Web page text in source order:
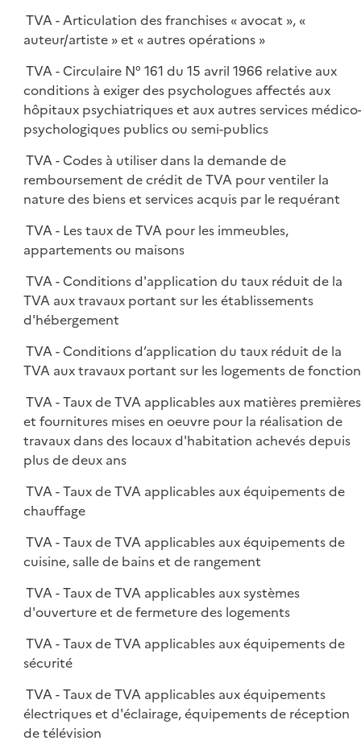
TVA - Articulation des franchises « avocat », «
auteur/artiste » et « autres opérations »
TVA - Circulaire N° 161 du 15 avril 1966 relative aux
conditions à exiger des psychologues affectés aux
hôpitaux psychiatriques et aux autres services médico-
psychologiques publics ou semi-publics
TVA - Codes à utiliser dans la demande de
remboursement de crédit de TVA pour ventiler la
nature des biens et services acquis par le requérant
TVA - Les taux de TVA pour les immeubles,
appartements ou maisons
TVA - Conditions d'application du taux réduit de la
TVA aux travaux portant sur les établissements
d'hébergement
TVA - Conditions d’application du taux réduit de la
TVA aux travaux portant sur les logements de fonction
TVA - Taux de TVA applicables aux matières premières
et fournitures mises en oeuvre pour la réalisation de
travaux dans des locaux d'habitation achevés depuis
plus de deux ans
TVA - Taux de TVA applicables aux équipements de
chauffage
TVA - Taux de TVA applicables aux équipements de
cuisine, salle de bains et de rangement
TVA - Taux de TVA applicables aux systèmes
d'ouverture et de fermeture des logements
TVA - Taux de TVA applicables aux équipements de
sécurité
TVA - Taux de TVA applicables aux équipements
électriques et d'éclairage, équipements de réception
de télévision